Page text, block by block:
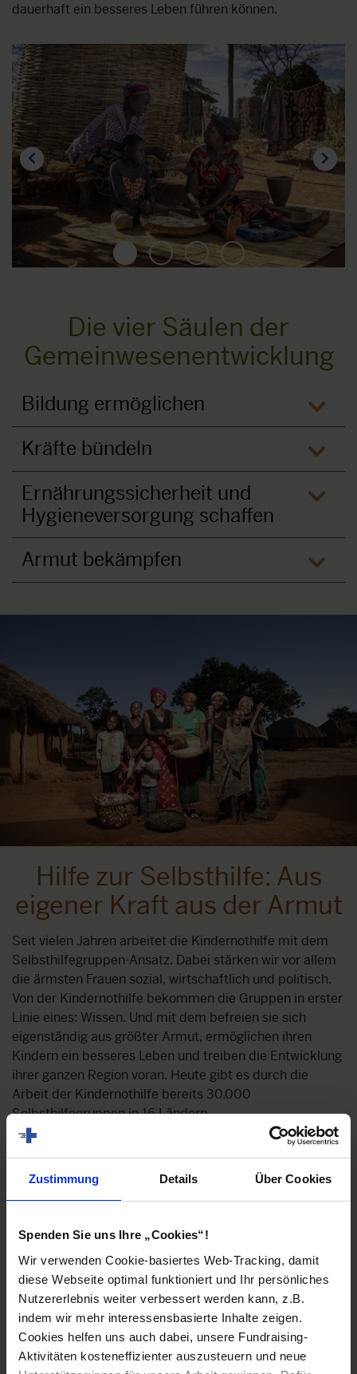
Zustimmung Details Über Cookies
Spenden Sie uns Ihre „Cookies“!
Wir verwenden Cookie-basiertes Web-Tracking, damit
diese Webseite optimal funktioniert und Ihr persönliches
Nutzererlebnis weiter verbessert werden kann, z.B.
indem wir mehr interessensbasierte Inhalte zeigen.
Cookies helfen uns auch dabei, unsere Fundraising-
Aktivitäten kosteneffizienter auszusteuern und neue
dauerhaft ein besseres Leben führen können.
2 3 4
Die vier Säulen der
Gemeinwesenentwicklung
Bildung ermöglichen
Kräfte bündeln
Ernährungssicherheit und
Hygieneversorgung schaffen
Armut bekämpfen
Hilfe zur Selbsthilfe: Aus
eigener Kraft aus der Armut
Seit vielen Jahren arbeitet die Kindernothilfe mit dem
Selbsthilfegruppen-Ansatz. Dabei stärken wir vor allem
die ärmsten Frauen sozial, wirtschaftlich und politisch.
Von der Kindernothilfe bekommen die Gruppen in erster
Linie eines: Wissen. Und mit dem befreien sie sich
eigenständig aus größter Armut, ermöglichen ihren
Kindern ein besseres Leben und treiben die Entwicklung
ihrer ganzen Region voran. Heute gibt es durch die
Arbeit der Kindernothilfe bereits 30.000
Selbsthilfegruppen in 16 Ländern.
So funktioniert Hilfe zur
Selbsthilfe
Dies ist ein Video zu einem empfohlenen
externen Inhalt. Hierbei werden Cookies von
YouTube gesetzt. Um diese Inhalte anzusehen
müssen SieIhre Cookie-Einstellungen